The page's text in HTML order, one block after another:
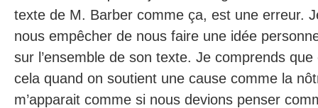
texte de M. Barber comme ça, est une erreur.
nous empêcher de nous faire une idée
sur l’ensemble de son texte. Je comprends que
cela quand on soutient une cause comme la
m’apparait comme si nous devions penser